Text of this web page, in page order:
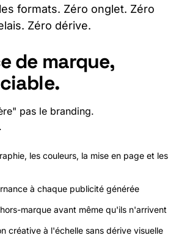
formats. Zéro onglet. Zéro
Zéro dérive.
de marque,
pas le branding.
les couleurs, la mise en page et les
à chaque publicité générée
marque avant même qu'ils n'arrivent
créative à l'échelle sans dérive visuelle